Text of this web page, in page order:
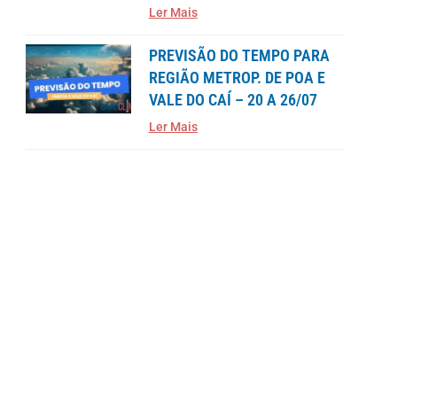
Ler Mais
PREVISÃO DO TEMPO PARA
REGIÃO METROP. DE POA E
VALE DO CAÍ – 20 A 26/07
Ler Mais